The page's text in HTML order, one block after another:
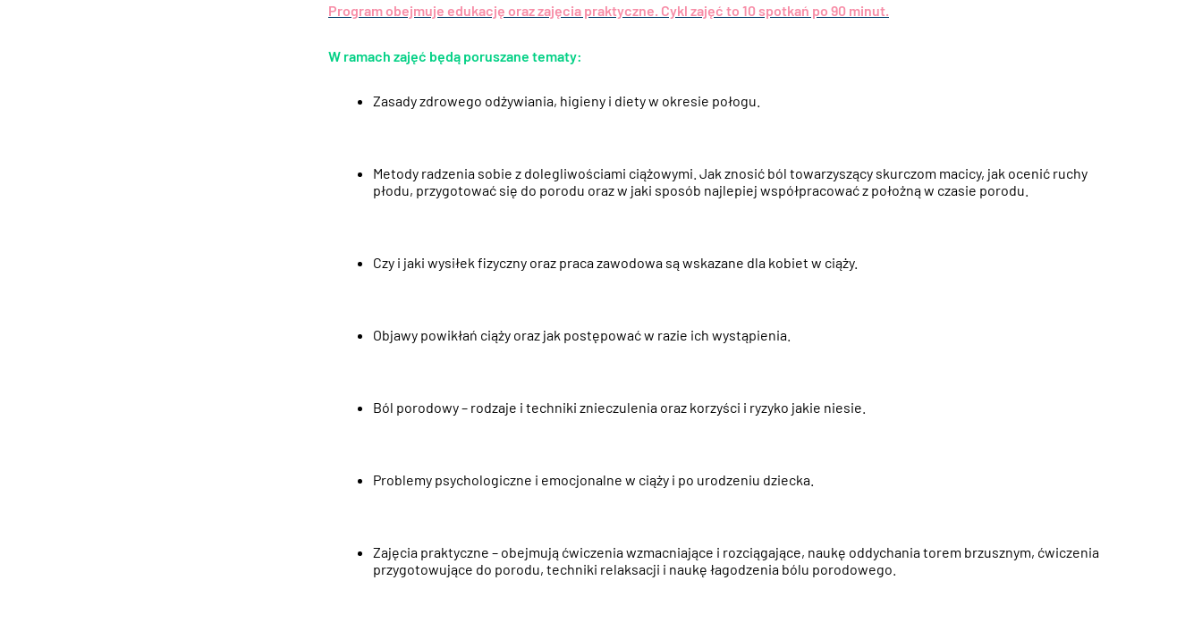
Program obejmuje edukację oraz zajęcia praktyczne. Cykl zajęć to 10 spotkań po 90 minut.
W ramach zajęć będą poruszane tematy:
Zasady zdrowego odżywiania, higieny i diety w okresie połogu.
Metody radzenia sobie z dolegliwościami ciążowymi. Jak znosić ból towarzyszący skurczom macicy, jak ocenić ruchy
płodu, przygotować się do porodu oraz w jaki sposób najlepiej współpracować z położną w czasie porodu.
Czy i jaki wysiłek fizyczny oraz praca zawodowa są wskazane dla kobiet w ciąży.
Objawy powikłań ciąży oraz jak postępować w razie ich wystąpienia.
Ból porodowy – rodzaje i techniki znieczulenia oraz korzyści i ryzyko jakie niesie.
Problemy psychologiczne i emocjonalne w ciąży i po urodzeniu dziecka.
Zajęcia praktyczne – obejmują ćwiczenia wzmacniające i rozciągające, naukę oddychania torem brzusznym, ćwiczenia
przygotowujące do porodu, techniki relaksacji i naukę łagodzenia bólu porodowego.